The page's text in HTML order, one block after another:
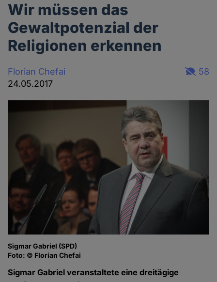
Wir müssen das
Gewaltpotenzial der
Religionen erkennen
Florian Chefai
24.05.2017
58
Sigmar Gabriel (SPD)
Foto: © Florian Chefai
Sigmar Gabriel veranstaltete eine dreitägige